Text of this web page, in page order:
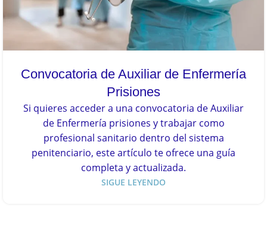
Convocatoria de Auxiliar de Enfermería
Prisiones
Si quieres acceder a una convocatoria de Auxiliar
de Enfermería prisiones y trabajar como
profesional sanitario dentro del sistema
penitenciario, este artículo te ofrece una guía
completa y actualizada.
SIGUE LEYENDO